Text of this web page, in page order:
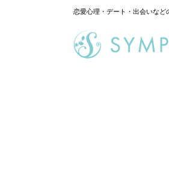
恋愛心理・デート・出会いなど